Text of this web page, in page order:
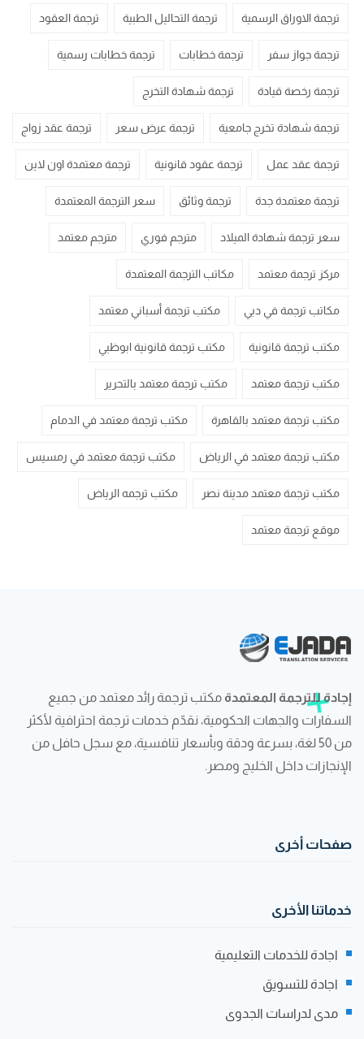
ترجمة الاوراق الرسمية ترجمة التحاليل الطبية ترجمة العقود
ترجمة جواز سفر ترجمة خطابات ترجمة خطابات رسمية
ترجمة رخصة قيادة ترجمة شهادة التخرج
ترجمة شهادة تخرج جامعية ترجمة عرض سعر ترجمة عقد زواج
ترجمة عقد عمل ترجمة عقود قانونية ترجمة معتمدة اون لاين
ترجمة معتمدة جدة ترجمة وثائق سعر الترجمة المعتمدة
سعر ترجمة شهادة الميلاد مترجم فوري مترجم معتمد
مركز ترجمة معتمد مكاتب الترجمة المعتمدة
مكاتب ترجمة في دبي مكتب ترجمة أسباني معتمد
مكتب ترجمة قانونية مكتب ترجمة قانونية ابوظبي
مكتب ترجمة معتمد مكتب ترجمة معتمد بالتحرير
مكتب ترجمة معتمد بالقاهرة مكتب ترجمة معتمد في الدمام
مكتب ترجمة معتمد في الرياض مكتب ترجمة معتمد في رمسيس
مكتب ترجمة معتمد مدينة نصر مكتب ترجمه الرياض
موقع ترجمة معتمد
إجادة للترجمة المعتمدة مكتب ترجمة رائد معتمد من جميع
السفارات والجهات الحكومية، نقدّم خدمات ترجمة احترافية لأكثر
من 50 لغة، بسرعة ودقة وبأسعار تنافسية، مع سجل حافل من
الإنجازات داخل الخليج ومصر.
صفحات أخرى
خدماتنا الأخرى
اجادة للخدمات التعليمية
اجادة للتسويق
مدى لدراسات الجدوى